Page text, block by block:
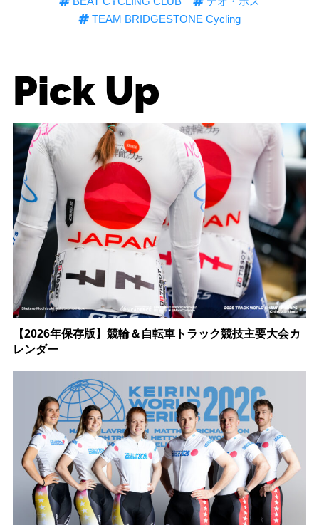
TEAM BRIDGESTONE Cycling
Pick Up
【2026年保存版】競輪＆自転車トラック競技主要大会カ
レンダー